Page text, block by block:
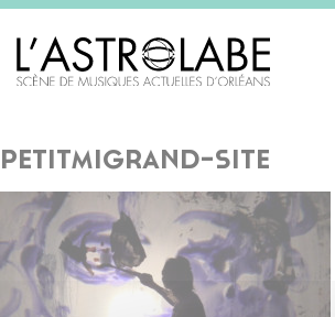
petitmigrand-site